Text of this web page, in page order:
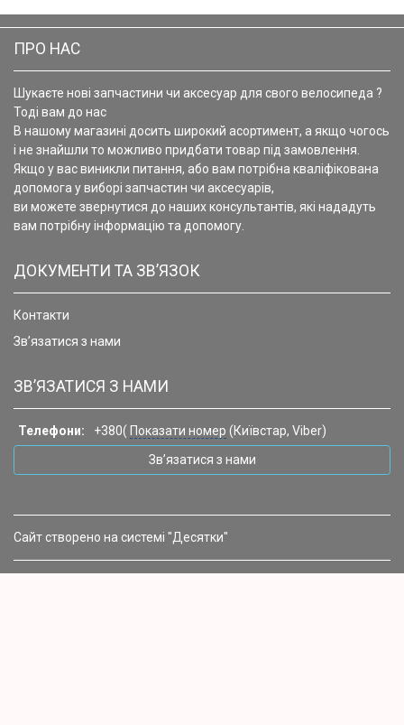
ПРО НАС
Шукаєте нові запчастини чи аксесуар для свого велосипеда ?
Тоді вам до нас
В нашому магазині досить широкий асортимент, а якщо чогось
і не знайшли то можливо придбати товар під замовлення.
Якщо у вас виникли питання, або вам потрібна кваліфікована
допомога у виборі запчастин чи аксесуарів,
ви можете звернутися до наших консультантів, які нададуть
вам потрібну інформацію та допомогу.
ДОКУМЕНТИ ТА ЗВ’ЯЗОК
Контакти
Зв’язатися з нами
ЗВ’ЯЗАТИСЯ З НАМИ
Телефони: +380( Показати номер (Київстар, Viber)
Зв’язатися з нами
Сайт створено на системі "Десятки"